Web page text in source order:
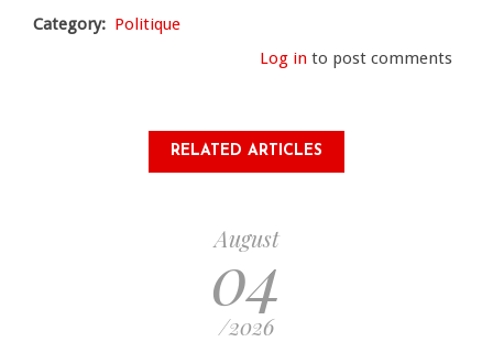
Category
Politique
Log into post comments
RELATED ARTICLES
August
04
/2026